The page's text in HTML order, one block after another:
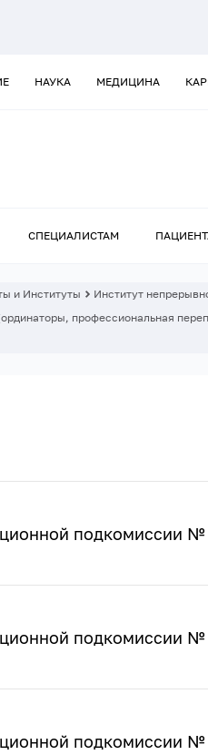
НАУКА МЕДИЦИНА
СПЕЦИАЛИСТАМ
и Институты Институт
профессиональная
подкомиссии №
подкомиссии №
подкомиссии №